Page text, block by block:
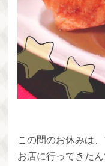
この間のお休みは
お店に行ってきた